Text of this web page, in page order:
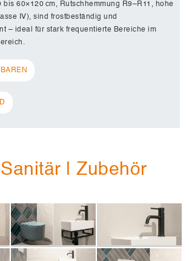
bis 60×120 cm, Rutschhemmung R9–R11, hohe
IV), sind frostbeständig und
– ideal für stark frequentierte Bereiche im
| Zubehör